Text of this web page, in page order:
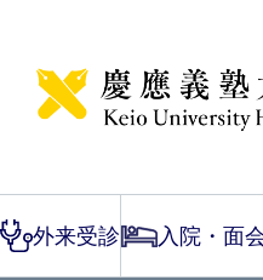
外来受診 入院・面
Disease Name